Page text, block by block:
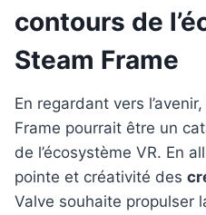
contours de
Steam Frame
En regardant vers
Frame pourrait être un
de l’écosystème VR. En
pointe et créativité des
Valve souhaite propulser